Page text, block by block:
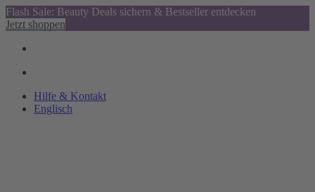
Flash Sale: Beauty Deals sichern & Bestseller entdecken
Jetzt shoppen
Hilfe & Kontakt
Englisch